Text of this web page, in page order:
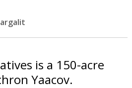
is a 150-acre
Yaacov.